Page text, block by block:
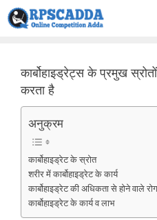
Skip
to
कार्बोहाइड्रेट्स के प्रमुख
करता है
अनुक्रम
कार्बोहाइड्रेट के स्रोत
शरीर में कार्बोहाइड्रेट के कार्य
कार्बोहाइड्रेट की अधिकता से होने वाले रोग
कार्बोहाइड्रेट के कार्य व लाभ